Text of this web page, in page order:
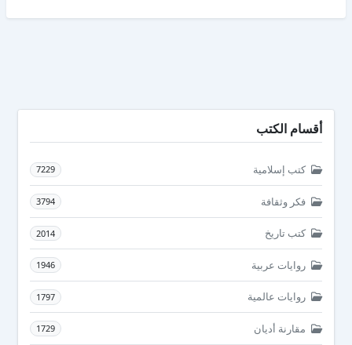
أقسام الكتب
كتب إسلامية 7229
فكر وثقافة 3794
كتب تاريخ 2014
روايات عربية 1946
روايات عالمية 1797
مقارنة أديان 1729